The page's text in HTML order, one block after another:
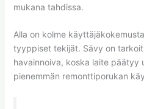
mukana tahdissa.
Alla on kolme
tyyppiset tekijät. Sävy on
havainnoiva, koska laite päätyy
pienemmän remonttiporukan